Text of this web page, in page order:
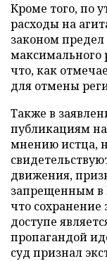
Кроме того, по
расходы на
законом предел
максимального
что, как
для отмены
Также в
публикациям
мнению истца,
движения,
запрещенным в
что сохранение
доступе
пропагандой
суд признал